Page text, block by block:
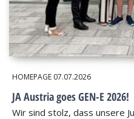
HOMEPAGE 07.07.2026
JA Austria goes GEN-E 2026!
Wir sind stolz, dass unsere